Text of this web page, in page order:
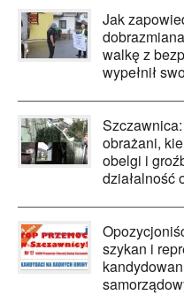
Jak
walkę z
wypełnił
obrażani,
obelgi i
działalność
szykan i